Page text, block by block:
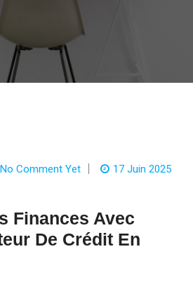
No Comment Yet 17 Juin 2025
Finances Avec
De Crédit En